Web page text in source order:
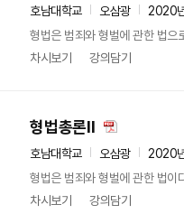
호남대학교 오삼광
2020
형법은 범죄와 형벌에 관한 법으
차시보기
강의담기
형법총론II
호남대학교 오삼광
2020
형법은 범죄와 형벌에 관한 법이
차시보기
강의담기